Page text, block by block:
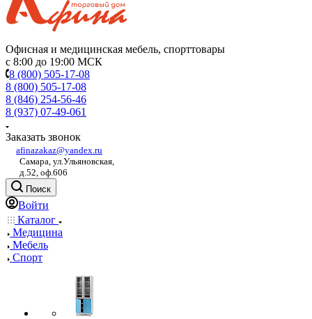
Офисная и медицинская мебель, спорттовары
с 8:00 до 19:00 МСК
8 (800) 505-17-08
8 (800) 505-17-08
8 (846) 254-56-46
8 (937) 07-49-061
Заказать звонок
afinazakaz@yandex.ru
Самара, ул.Ульяновская,
д.52, оф.606
Поиск
Войти
Каталог
Медицина
Мебель
Спорт